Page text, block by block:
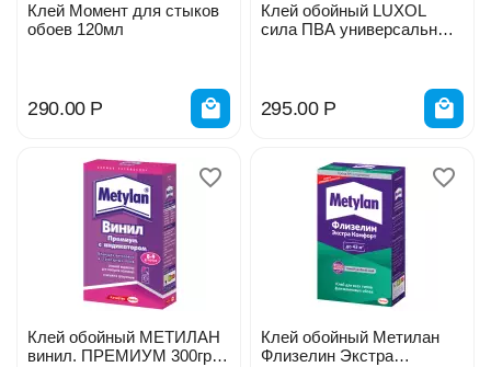
Клей Момент для стыков
обоев 120мл
290.00 Р
Клей обойный LUXOL
сила ПВА универсальный
295.00 Р
Клей обойный МЕТИЛАН
винил. ПРЕМИУМ 300гр
Клей обойный Метилан
Флизелин Экстра